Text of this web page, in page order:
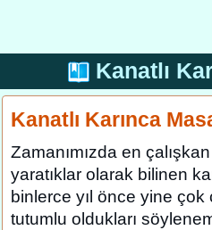
Kanatlı
Kanatlı Karınca
Zamanımızda en
yaratıklar olarak bilinen
binlerce yıl önce yine çok
tutumlu oldukları